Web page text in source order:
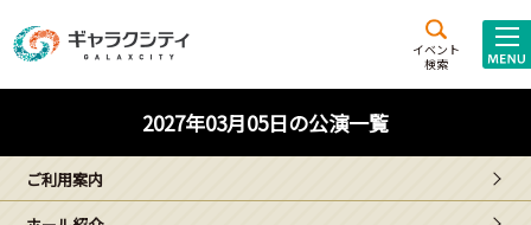
イベント
検索
施設案内
西新井
文化ホール
ギャラクシティとは
2027年03月05日の公演一覧
ご利用案内